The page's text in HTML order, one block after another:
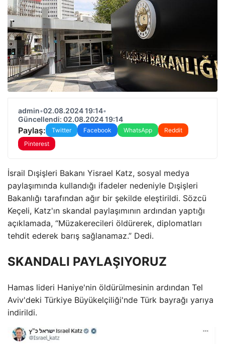
admin•02.08.2024 19:14•
Güncellendi: 02.08.2024 19:14
Paylaş: Twitter Facebook WhatsApp
Reddit
Pinterest
İsrail Dışişleri Bakanı Yisrael Katz, sosyal medya
paylaşımında kullandığı ifadeler nedeniyle Dışişleri
Bakanlığı tarafından ağır bir şekilde eleştirildi. Sözcü
Keçeli, Katz'ın skandal paylaşımının ardından yaptığı
açıklamada, “Müzakerecileri öldürerek, diplomatları
tehdit ederek barış sağlanamaz.” Dedi.
SKANDALI PAYLAŞIYORUZ
Hamas lideri Haniye'nin öldürülmesinin ardından Tel
Aviv'deki Türkiye Büyükelçiliği'nde Türk bayrağı yarıya
indirildi.